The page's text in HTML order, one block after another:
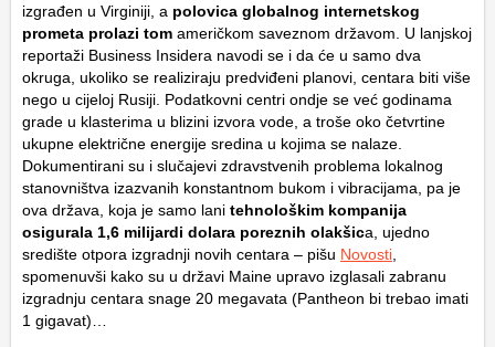
izgrađen u Virginiji, a polovica globalnog internetskog
prometa prolazi tom američkom saveznom državom. U lanjskoj
reportaži Business Insidera navodi se i da će u samo dva
okruga, ukoliko se realiziraju predviđeni planovi, centara biti više
nego u cijeloj Rusiji. Podatkovni centri ondje se već godinama
grade u klasterima u blizini izvora vode, a troše oko četvrtine
ukupne električne energije sredina u kojima se nalaze.
Dokumentirani su i slučajevi zdravstvenih problema lokalnog
stanovništva izazvanih konstantnom bukom i vibracijama, pa je
ova država, koja je samo lani tehnološkim kompanija
osigurala 1,6 milijardi dolara poreznih olakšica, ujedno
središte otpora izgradnji novih centara – pišu Novosti,
spomenuvši kako su u državi Maine upravo izglasali zabranu
izgradnju centara snage 20 megavata (Pantheon bi trebao imati
1 gigavat)…